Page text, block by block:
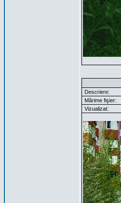
Descriere:
Mărime fişier:
Vizualizat: